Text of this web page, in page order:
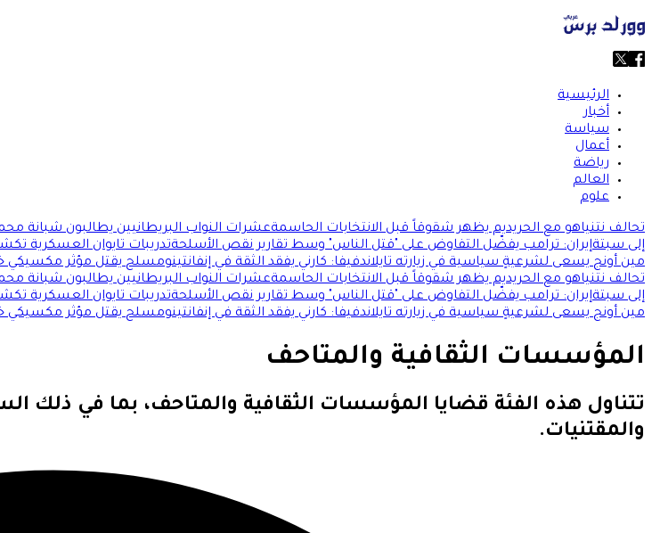
الرئيسية
أخبار
سياسة
أعمال
رياضة
العالم
علوم
تحالف نتنياهو مع الحريديم يظهر شقوقاً قبل الانتخابات الحاسمةعشرات النواب البريطانيين يطالبون شبانة
إلى سبتةإيران: ترامب يفضّل التفاوض على "قتل الناس" وسط تقارير نقص الأسلحةتدريبات تايوان العسكرية
مين أونج يسعى لشرعيةٍ سياسية في زيارته تايلاندفيفا: كارني يفقد الثقة في إنفانتينومسلح يقتل مؤثر مكسيكي
تحالف نتنياهو مع الحريديم يظهر شقوقاً قبل الانتخابات الحاسمةعشرات النواب البريطانيين يطالبون شبانة
إلى سبتةإيران: ترامب يفضّل التفاوض على "قتل الناس" وسط تقارير نقص الأسلحةتدريبات تايوان العسكرية
مين أونج يسعى لشرعيةٍ سياسية في زيارته تايلاندفيفا: كارني يفقد الثقة في إنفانتينومسلح يقتل مؤثر مكسيكي
المؤسسات الثقافية والمتاحف
تتناول هذه الفئة قضايا المؤسسات الثقافية والمتاحف، بما في ذلك
والمقتنيات.